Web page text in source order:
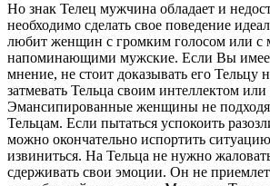
Но знак Телец мужчина обладает и
необходимо сделать свое поведение
любит женщин с громким голосом или с
напоминающими мужские. Если Вы
мнение, не стоит доказывать его Тельцу
затмевать Тельца своим интеллектом
Эмансипированные женщины не
Тельцам. Если пытаться успокоить
можно окончательно испортить
извиниться. На Тельца не нужно
сдерживать свои эмоции. Он не